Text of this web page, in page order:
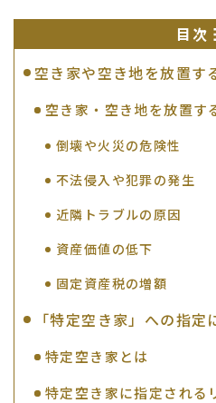
目次
空き家や空き地を放置す
空き家・空き地を放置す
倒壊や火災の危険性
不法侵入や犯罪の発生
近隣トラブルの原因
資産価値の低下
固定資産税の増額
「特定空き家」への指定
特定空き家とは
特定空き家に指定される